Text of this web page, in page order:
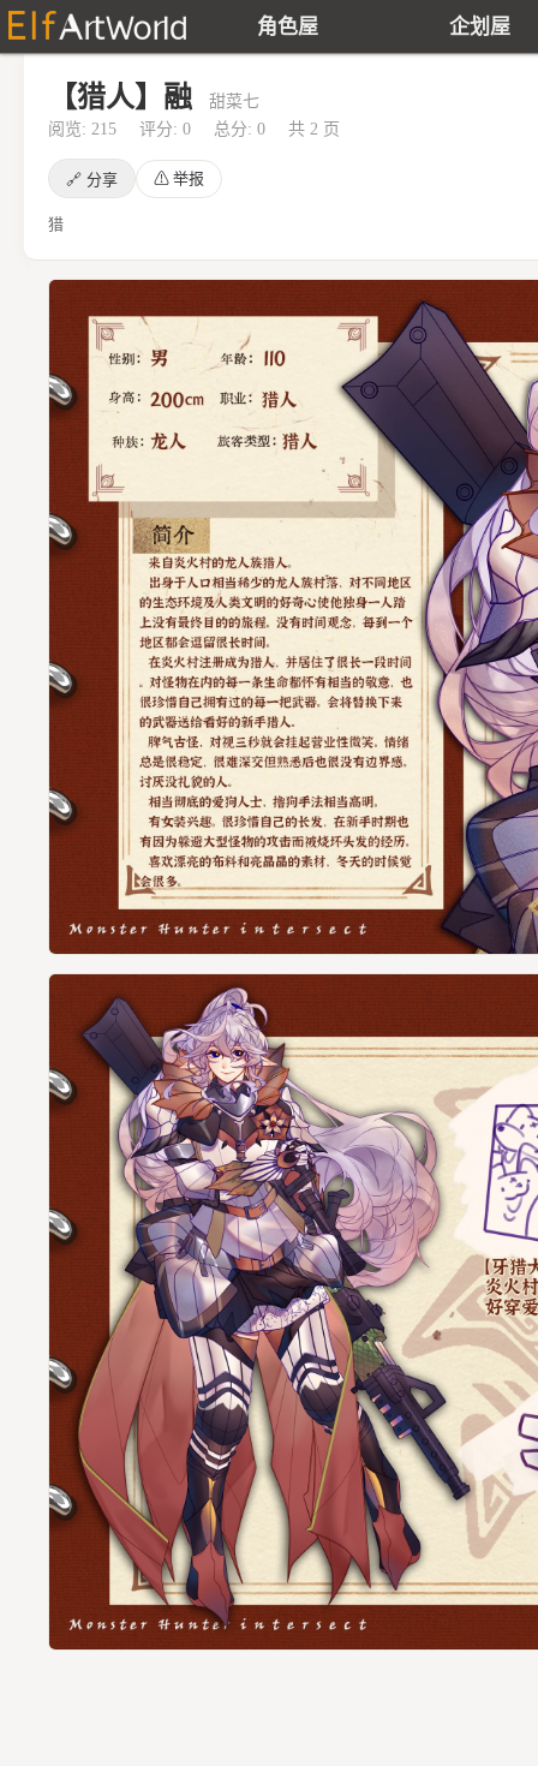
角色屋 企划屋
【猎人】融
甜菜七
阅览: 215
评分: 0 总分: 0 共 2 页
🔗 分享 ⚠ 举报
猎